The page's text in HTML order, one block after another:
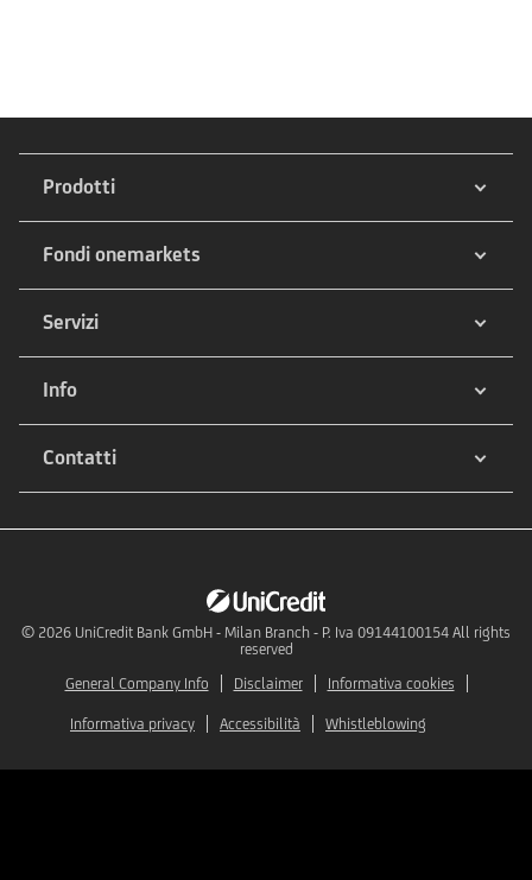
Prodotti
Fondi onemarkets
Servizi
Info
Contatti
© 2026 UniCredit Bank GmbH - Milan Branch - P. Iva 09144100154 All rights
reserved
General Company Info
Disclaimer Informativa cookies
Informativa privacy Accessibilità Whistleblowing